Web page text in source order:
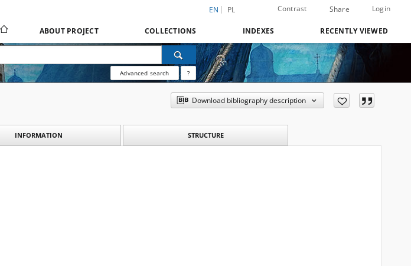
EN PL Contrast Share Login
ABOUT PROJECT COLLECTIONS INDEXES RECENTLY VIEWED
Advanced search ?
Download bibliography description
INFORMATION STRUCTURE